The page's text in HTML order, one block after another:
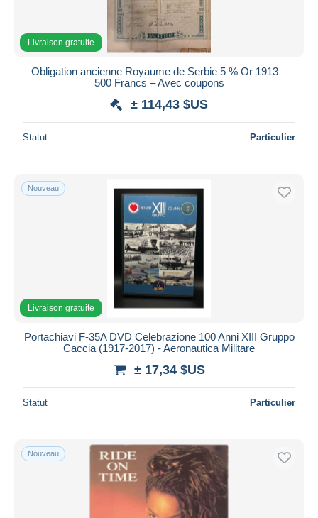
Livraison gratuite
Obligation ancienne Royaume de Serbie 5 % Or 1913 –
500 Francs – Avec coupons
± 114,43 $US
Statut Particulier
Nouveau
Livraison gratuite
Portachiavi F-35A DVD Celebrazione 100 Anni XIII Gruppo
Caccia (1917-2017) - Aeronautica Militare
± 17,34 $US
Statut Particulier
Nouveau